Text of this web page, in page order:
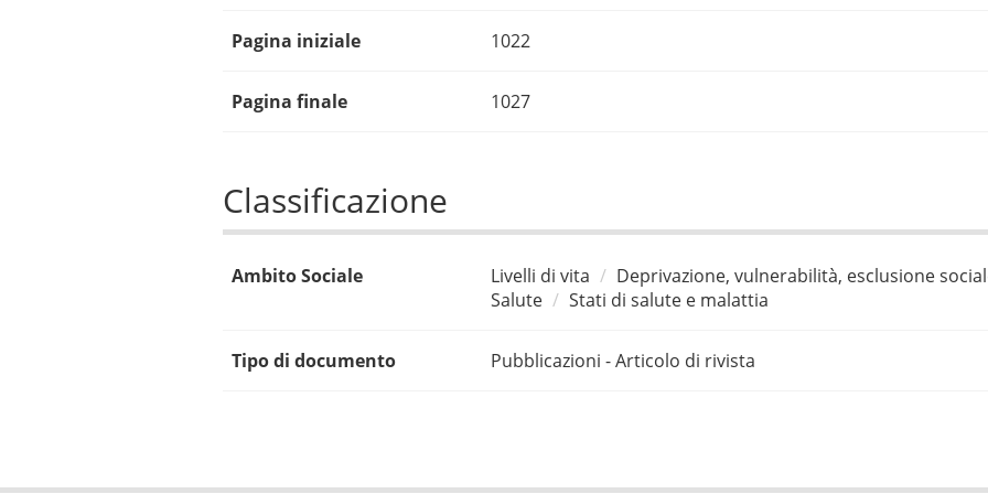
Pagina iniziale 1022
Pagina finale 1027
Classificazione
Ambito Sociale Livelli di vita
Deprivazione, vulnerabilità, esclusione
Salute
Stati di salute e malattia
Tipo di documento Pubblicazioni - Articolo di rivista